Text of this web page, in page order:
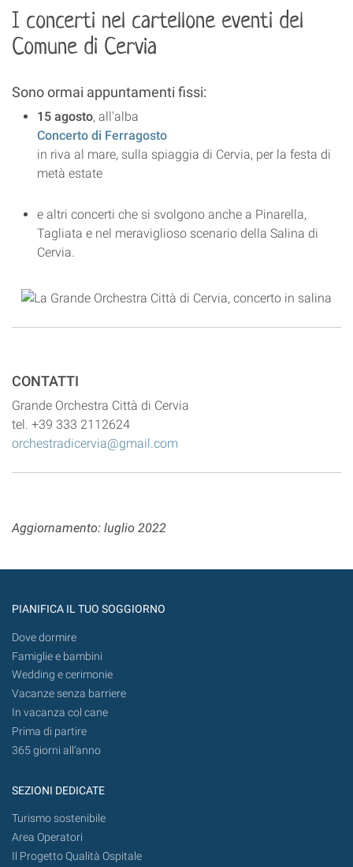
I concerti nel cartellone eventi del
Comune di Cervia
Sono ormai appuntamenti fissi:
15 agosto, all'alba
Concerto di Ferragosto
in riva al mare, sulla spiaggia di Cervia, per la festa di
metà estate
e altri concerti che si svolgono anche a Pinarella,
Tagliata e nel meraviglioso scenario della Salina di
Cervia.
CONTATTI
Grande Orchestra Città di Cervia
tel. +39 333 2112624
orchestradicervia@gmail.com
Aggiornamento: luglio 2022
PIANIFICA IL TUO SOGGIORNO
Dove dormire
Famiglie e bambini
Wedding e cerimonie
Vacanze senza barriere
In vacanza col cane
Prima di partire
365 giorni all’anno
SEZIONI DEDICATE
Turismo sostenibile
Area Operatori
Il Progetto Qualità Ospitale